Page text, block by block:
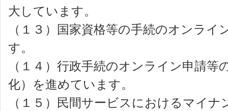
大しています。
（１３）国家資格等の手続のオンラ
す。
（１４）行政手続のオンライン申請
化）を進めています。
（１５）民間サービスにおけるマイ